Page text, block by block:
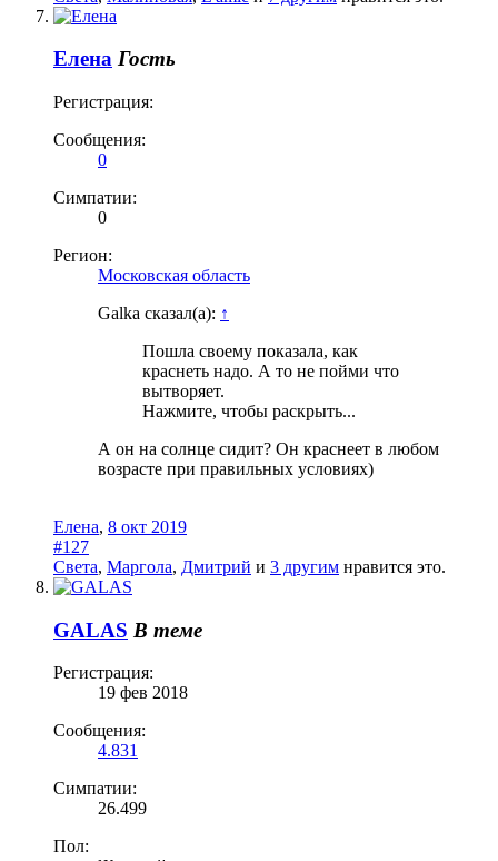
Елена Гость
Регистрация:
Сообщения:
0
Симпатии:
0
Регион:
Московская область
Galka сказал(а): ↑
Пошла своему показала, как
краснеть надо. А то не пойми что
вытворяет.
Нажмите, чтобы раскрыть...
А он на солнце сидит? Он краснеет в любом
возрасте при правильных условиях)
Елена, 8 окт 2019
#127
Света, Маргола, Дмитрий и 3 другим нравится это.
GALAS В теме
Регистрация:
19 фев 2018
Сообщения:
4.831
Симпатии:
26.499
Пол: